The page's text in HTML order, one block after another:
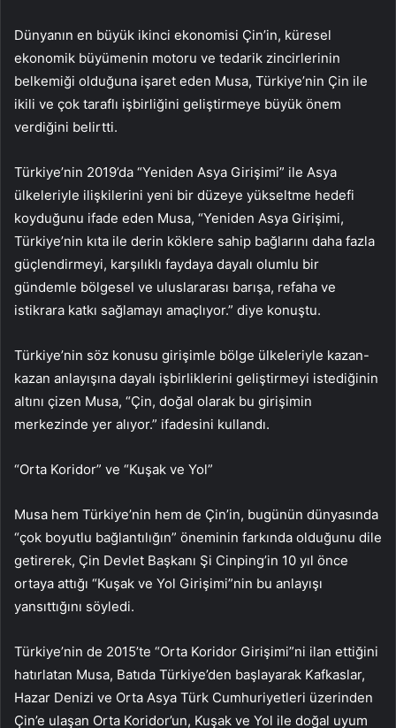
Dünyanın en büyük ikinci ekonomisi Çin’in, küresel
ekonomik büyümenin motoru ve tedarik zincirlerinin
belkemiği olduğuna işaret eden Musa, Türkiye’nin Çin ile
ikili ve çok taraflı işbirliğini geliştirmeye büyük önem
verdiğini belirtti.
Türkiye’nin 2019’da “Yeniden Asya Girişimi” ile Asya
ülkeleriyle ilişkilerini yeni bir düzeye yükseltme hedefi
koyduğunu ifade eden Musa, “Yeniden Asya Girişimi,
Türkiye’nin kıta ile derin köklere sahip bağlarını daha fazla
güçlendirmeyi, karşılıklı faydaya dayalı olumlu bir
gündemle bölgesel ve uluslararası barışa, refaha ve
istikrara katkı sağlamayı amaçlıyor.” diye konuştu.
Türkiye’nin söz konusu girişimle bölge ülkeleriyle kazan-
kazan anlayışına dayalı işbirliklerini geliştirmeyi istediğinin
altını çizen Musa, “Çin, doğal olarak bu girişimin
merkezinde yer alıyor.” ifadesini kullandı.
“Orta Koridor” ve “Kuşak ve Yol”
Musa hem Türkiye’nin hem de Çin’in, bugünün dünyasında
“çok boyutlu bağlantılığın” öneminin farkında olduğunu dile
getirerek, Çin Devlet Başkanı Şi Cinping’in 10 yıl önce
ortaya attığı “Kuşak ve Yol Girişimi”nin bu anlayışı
yansıttığını söyledi.
Türkiye’nin de 2015’te “Orta Koridor Girişimi”ni ilan ettiğini
hatırlatan Musa, Batıda Türkiye’den başlayarak Kafkaslar,
Hazar Denizi ve Orta Asya Türk Cumhuriyetleri üzerinden
Çin’e ulaşan Orta Koridor’un, Kuşak ve Yol ile doğal uyum